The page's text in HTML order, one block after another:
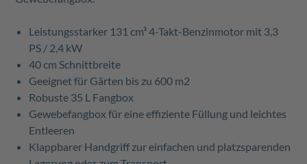
Leistungsstarker 131 cm³ 4-Takt-Benzinmotor mit 3,3
PS / 2,4 kW
40 cm Schnittbreite
Geeignet für Gärten bis zu 600 m2
Robuste 35 L Fangbox
Gewebefangbox für eine effiziente Füllung und leichtes
Entleeren
Klappbarer Handgriff zur einfachen und platzsparenden